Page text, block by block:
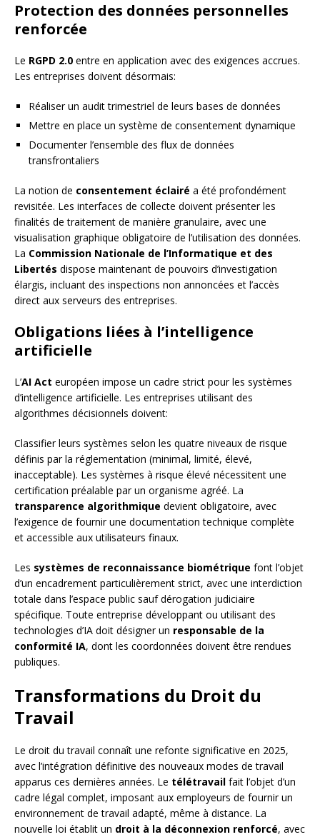
Protection des données personnelles
renforcée
Le RGPD 2.0 entre en application avec des exigences accrues.
Les entreprises doivent désormais:
Réaliser un audit trimestriel de leurs bases de données
Mettre en place un système de consentement dynamique
Documenter l’ensemble des flux de données
transfrontaliers
La notion de consentement éclairé a été profondément
revisitée. Les interfaces de collecte doivent présenter les
finalités de traitement de manière granulaire, avec une
visualisation graphique obligatoire de l’utilisation des données.
La Commission Nationale de l’Informatique et des
Libertés dispose maintenant de pouvoirs d’investigation
élargis, incluant des inspections non annoncées et l’accès
direct aux serveurs des entreprises.
Obligations liées à l’intelligence
artificielle
L’AI Act européen impose un cadre strict pour les systèmes
d’intelligence artificielle. Les entreprises utilisant des
algorithmes décisionnels doivent:
Classifier leurs systèmes selon les quatre niveaux de risque
définis par la réglementation (minimal, limité, élevé,
inacceptable). Les systèmes à risque élevé nécessitent une
certification préalable par un organisme agréé. La
transparence algorithmique devient obligatoire, avec
l’exigence de fournir une documentation technique complète
et accessible aux utilisateurs finaux.
Les systèmes de reconnaissance biométrique font l’objet
d’un encadrement particulièrement strict, avec une interdiction
totale dans l’espace public sauf dérogation judiciaire
spécifique. Toute entreprise développant ou utilisant des
technologies d’IA doit désigner un responsable de la
conformité IA, dont les coordonnées doivent être rendues
publiques.
Transformations du Droit du
Travail
Le droit du travail connaît une refonte significative en 2025,
avec l’intégration définitive des nouveaux modes de travail
apparus ces dernières années. Le télétravail fait l’objet d’un
cadre légal complet, imposant aux employeurs de fournir un
environnement de travail adapté, même à distance. La
nouvelle loi établit un droit à la déconnexion renforcé, avec